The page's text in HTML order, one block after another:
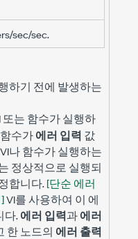
sec/sec.
하기 전에 발생하는
또는 함수가 실행하
수가에러 입력 값
나 함수가 실행하는
정상적으로 실행되
합니다.[단순 에러
VI를 사용하여 이 에
다.에러 입력과에러
한 노드의 에러 출력